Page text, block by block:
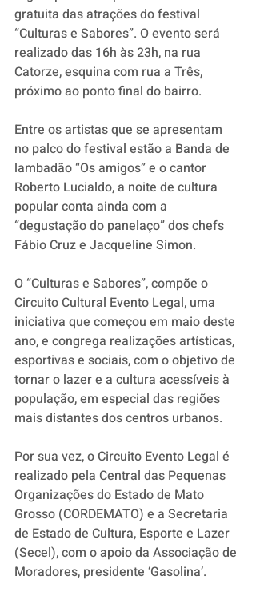
gratuita das atrações do festival
“Culturas e Sabores”. O evento será
realizado das 16h às 23h, na rua
Catorze, esquina com rua a Três,
próximo ao ponto final do bairro.
Entre os artistas que se apresentam
no palco do festival estão a Banda de
lambadão “Os amigos” e o cantor
Roberto Lucialdo, a noite de cultura
popular conta ainda com a
“degustação do panelaço” dos chefs
Fábio Cruz e Jacqueline Simon.
O “Culturas e Sabores”, compõe o
Circuito Cultural Evento Legal, uma
iniciativa que começou em maio deste
ano, e congrega realizações artísticas,
esportivas e sociais, com o objetivo de
tornar o lazer e a cultura acessíveis à
população, em especial das regiões
mais distantes dos centros urbanos.
Por sua vez, o Circuito Evento Legal é
realizado pela Central das Pequenas
Organizações do Estado de Mato
Grosso (CORDEMATO) e a Secretaria
de Estado de Cultura, Esporte e Lazer
(Secel), com o apoio da Associação de
Moradores, presidente ‘Gasolina’.